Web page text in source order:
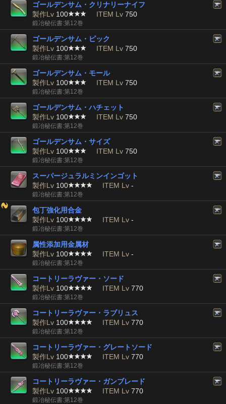
ゴールデンサム・クリナリーナイフ
製作Lv 100 ITEM Lv 750
鍛冶秘伝書:第12巻
ゴールデンサム・ピック
製作Lv 100 ITEM Lv 750
鍛冶秘伝書:第12巻
ゴールデンサム・モール
製作Lv 100 ITEM Lv 750
鍛冶秘伝書:第12巻
ゴールデンサム・ハチェット
製作Lv 100 ITEM Lv 750
鍛冶秘伝書:第12巻
ゴールデンサム・サイズ
製作Lv 100 ITEM Lv 750
鍛冶秘伝書:第12巻
スーパージュラルミンインゴット
製作Lv 100 ITEM Lv -
鍛冶秘伝書:第12巻
包丁強化用合金
製作Lv 100 ITEM Lv -
鍛冶秘伝書:第12巻
属性添加用金属材
製作Lv 100 ITEM Lv -
鍛冶秘伝書:第12巻
コートリーラヴァー・ソード
製作Lv 100 ITEM Lv 770
鍛冶秘伝書:第12巻
コートリーラヴァー・ラブリュス
製作Lv 100 ITEM Lv 770
鍛冶秘伝書:第12巻
コートリーラヴァー・グレートソード
製作Lv 100 ITEM Lv 770
鍛冶秘伝書:第12巻
コートリーラヴァー・ガンブレード
製作Lv 100 ITEM Lv 770
鍛冶秘伝書:第12巻